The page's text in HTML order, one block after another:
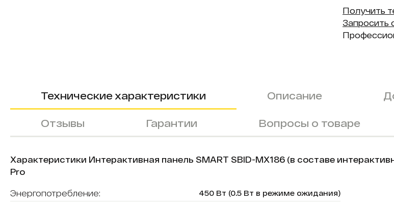
Получить
Запросить
Технические характеристики Описание
Отзывы Гарантии Вопросы о товаре
Характеристики Интерактивная панель SMART SBID-MX186 (в составе
Pro
Энергопотребление: 450 Вт (0.5 Вт в режиме ожидания)